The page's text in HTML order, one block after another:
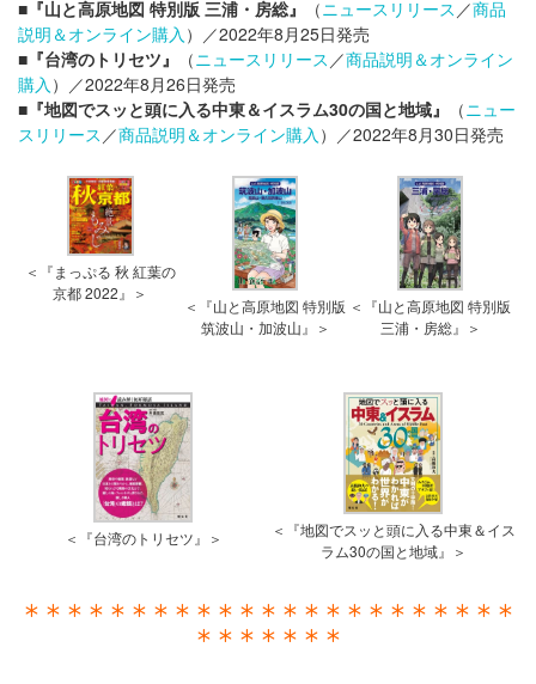
■『山と高原地図 特別版 三浦・房総』
（ニュースリリース ／商品
説明＆オンライン購入 ）／2022年8月25日発売
■『台湾のトリセツ』
（ニュースリリース ／商品説明＆オンライン
購入 ）／2022年8月26日発売
■『地図でスッと頭に入る中東＆イスラム30の国と地域』
（ニュー
スリリース ／商品説明＆オンライン購入 ）／2022年8月30日発売
＜『まっぷる 秋 紅葉の
京都 2022』＞
＜『山と高原地図 特別版
筑波山・加波山』＞
＜『山と高原地図 特別版
三浦・房総』＞
＜『台湾のトリセツ』＞
＜『地図でスッと頭に入る中東＆イス
ラム30の国と地域』＞
＊＊＊＊＊＊＊＊＊＊＊＊＊＊＊＊＊＊＊＊＊＊＊
＊＊＊＊＊＊＊